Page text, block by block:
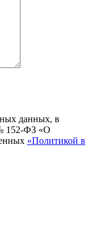
данных, в
152-ФЗ «О
«Политикой в